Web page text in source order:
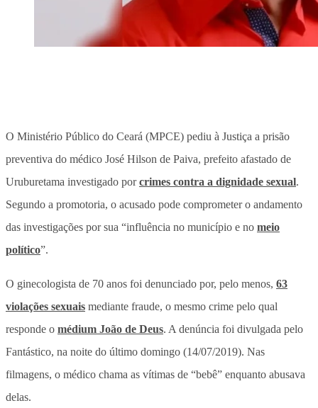
O Ministério Público do Ceará (MPCE) pediu à Justiça a prisão
preventiva do médico José Hilson de Paiva, prefeito afastado de
Uruburetama investigado porcrimes contra a dignidade sexual.
Segundo a promotoria, o acusado pode comprometer o andamento
das investigações por sua “influência no município e no meio
político”.
O ginecologista de 70 anos foi denunciado por, pelo menos, 63
violações sexuais mediante fraude, o mesmo crime pelo qual
responde o médium João de Deus. A denúncia foi divulgada pelo
Fantástico, na noite do último domingo (14/07/2019). Nas
filmagens, o médico chama as vítimas de “bebê” enquanto abusava
delas.